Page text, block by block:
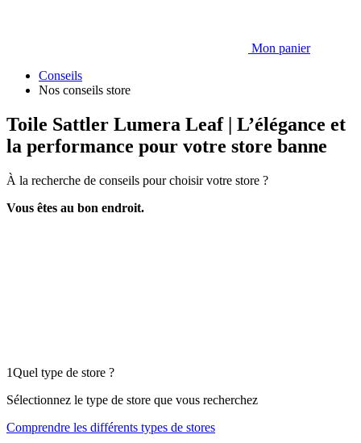
Mon panier
Conseils
Nos conseils store
Toile Sattler Lumera Leaf | L’élégance et
la performance pour votre store banne
À la recherche de conseils pour choisir votre store ?
Vous êtes au bon endroit.
1Quel type de store ?
Sélectionnez le type de store que vous recherchez
Comprendre les différents types de stores